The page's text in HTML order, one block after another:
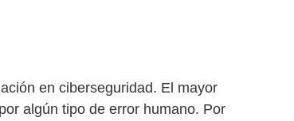
en ciberseguridad. El mayor
algún tipo de error humano. Por